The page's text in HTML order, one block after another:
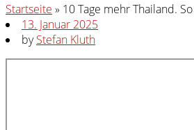
Startseite » 10 Tage mehr Thailand. So
13. Januar 2025
byStefan Kluth